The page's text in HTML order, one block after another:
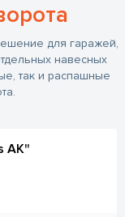
для гаражей,
навесных
так и распашные
AK"